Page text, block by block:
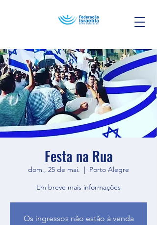
Festa na Rua
dom., 25 de mai.
  |
Porto Alegre
Em breve mais informações
Os ingressos não estão à venda